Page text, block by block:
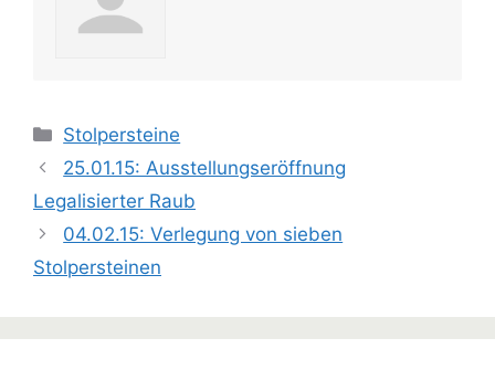
Kategorien
Stolpersteine
25.01.15: Ausstellungseröffnung
Legalisierter Raub
04.02.15: Verlegung von sieben
Stolpersteinen